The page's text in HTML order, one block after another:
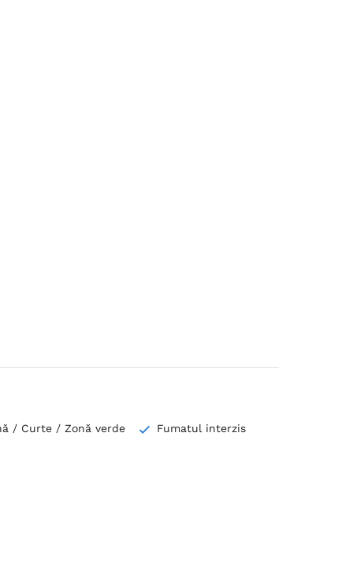
/ Curte / Zonă verde
Fumatul interzis